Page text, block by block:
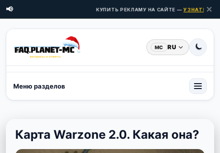
📢 КУПИТЬ РЕКЛАМУ НА САЙТЕ —УЗНАТЬ ✕
MC RU
Меню разделов
Карта Warzone 2.0. Какая она?